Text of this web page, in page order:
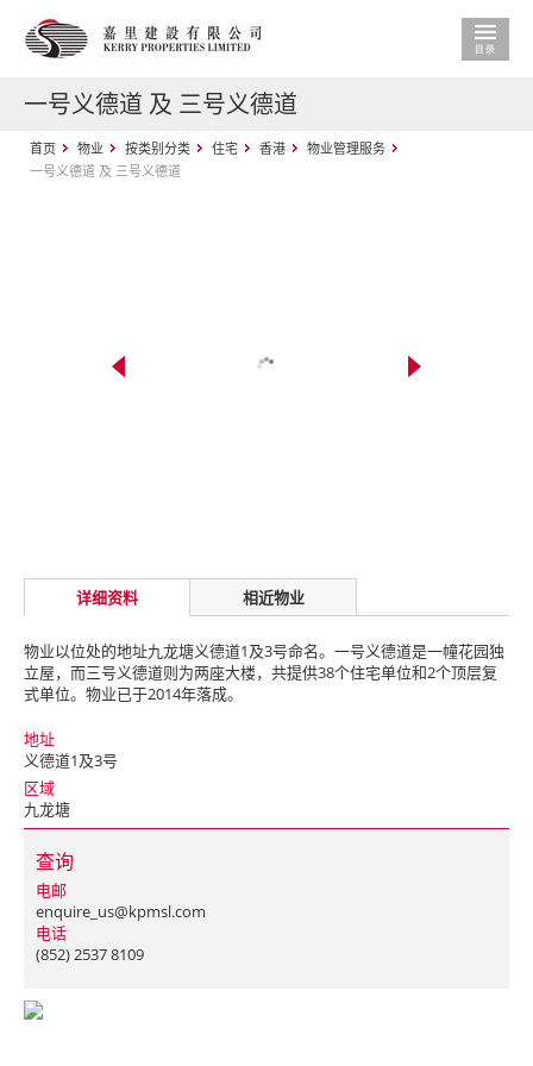
一号义德道 及 三号义德道
首页 物业 按类别分类 住宅 香港
物业管理服务
一号义德道 及 三号义德道
详细资料 相近物业
物业以位处的地址九龙塘义德道1及3号命名。一号义德道是一幢花园独
立屋，而三号义德道则为两座大楼，共提供38个住宅单位和2个顶层复
式单位。物业已于2014年落成。
地址
义德道1及3号
区域
九龙塘
查询
电邮
enquire_us@kpmsl.com
电话
(852) 2537 8109